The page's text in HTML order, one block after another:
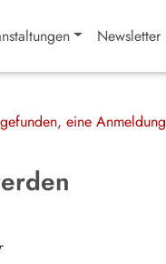
Newsletter
eine